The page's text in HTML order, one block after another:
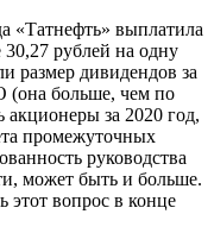
«Татнефть» выплатила
рублей на одну
размер дивидендов за
больше, чем по
за 2020 год,
промежуточных
руководства
может быть и больше.
этот вопрос в конце